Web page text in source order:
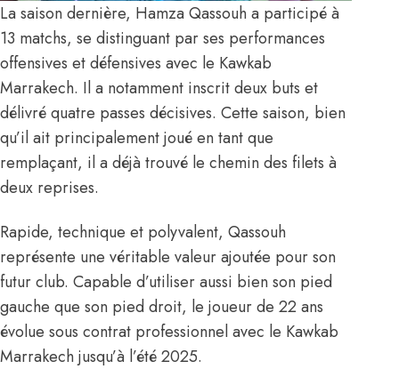
La saison dernière, Hamza Qassouh a participé à
13 matchs, se distinguant par ses performances
offensives et défensives avec le Kawkab
Marrakech. Il a notamment inscrit deux buts et
délivré quatre passes décisives. Cette saison, bien
qu’il ait principalement joué en tant que
remplaçant, il a déjà trouvé le chemin des filets à
deux reprises.
Rapide, technique et polyvalent, Qassouh
représente une véritable valeur ajoutée pour son
futur club. Capable d’utiliser aussi bien son pied
gauche que son pied droit, le joueur de 22 ans
évolue sous contrat professionnel avec le Kawkab
Marrakech jusqu’à l’été 2025.